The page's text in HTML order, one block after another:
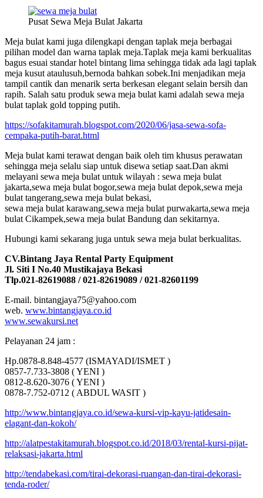
Pusat Sewa Meja Bulat Jakarta
Meja bulat kami juga dilengkapi dengan taplak meja berbagai
pilihan model dan warna taplak meja.Taplak meja kami berkualitas
bagus esuai standar hotel bintang lima sehingga tidak ada lagi taplak
meja kusut ataulusuh,bernoda bahkan sobek.Ini menjadikan meja
tampil cantik dan menarik serta berkesan elegant selain bersih dan
rapih. Salah satu produk sewa meja bulat kami adalah sewa meja
bulat taplak gold topping putih.
https://sofakitamurah.blogspot.com/2020/06/jasa-sewa-sofa-
cempaka-putih-barat.html
Meja bulat kami terawat dengan baik oleh tim khusus perawatan
sehingga meja selalu siap untuk disewa setiap saat.Dan akmi
melayani sewa meja bulat untuk wilayah : sewa meja bulat
jakarta,sewa meja bulat bogor,sewa meja bulat depok,sewa meja
bulat tangerang,sewa meja bulat bekasi,
sewa meja bulat karawang,sewa meja bulat purwakarta,sewa meja
bulat Cikampek,sewa meja bulat Bandung dan sekitarnya.
Hubungi kami sekarang juga untuk sewa meja bulat berkualitas.
CV.Bintang Jaya Rental Party Equipment
Jl. Siti I No.40 Mustikajaya Bekasi
Tlp.021-82619088 / 021-82619089 / 021-82601199
E-mail. bintangjaya75@yahoo.com
web. www.bintangjaya.co.id
www.sewakursi.net
Pelayanan 24 jam :
Hp.0878-8.848-4577 (ISMAYADI/ISMET )
0857-7.733-3808 ( YENI )
0812-8.620-3076 ( YENI )
0878-7.752-0712 ( ABDUL WASIT )
http://www.bintangjaya.co.id/sewa-kursi-vip-kayu-jatidesain-
elagant-dan-kokoh/
http://alatpestakitamurah.blogspot.co.id/2018/03/rental-kursi-pijat-
relaksasi-jakarta.html
http://tendabekasi.com/tirai-dekorasi-ruangan-dan-tirai-dekorasi-
tenda-roder/